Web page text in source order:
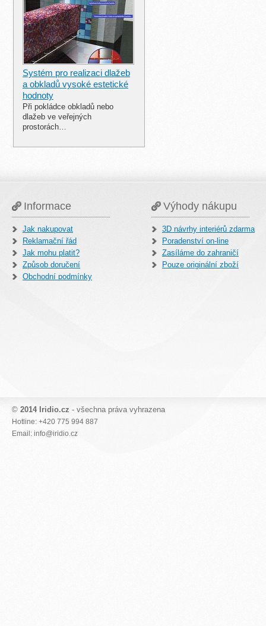
Systém pro realizaci dlažeb
a obkladů vysoké estetické
hodnoty
Při pokládce obkladů nebo
dlažeb ve veřejných
prostorách…
Informace
Jak nakupovat
Reklamační řád
Jak mohu platit?
Způsob doručení
Obchodní podmínky
Výhody nákupu
3D návrhy interiérů zdarma
Poradenství on-line
Zasíláme do zahraničí
Pouze originální zboží
© 2014 Iridio.cz - všechna práva vyhrazena
Hotline: +420 775 994 887
Email: info@iridio.cz